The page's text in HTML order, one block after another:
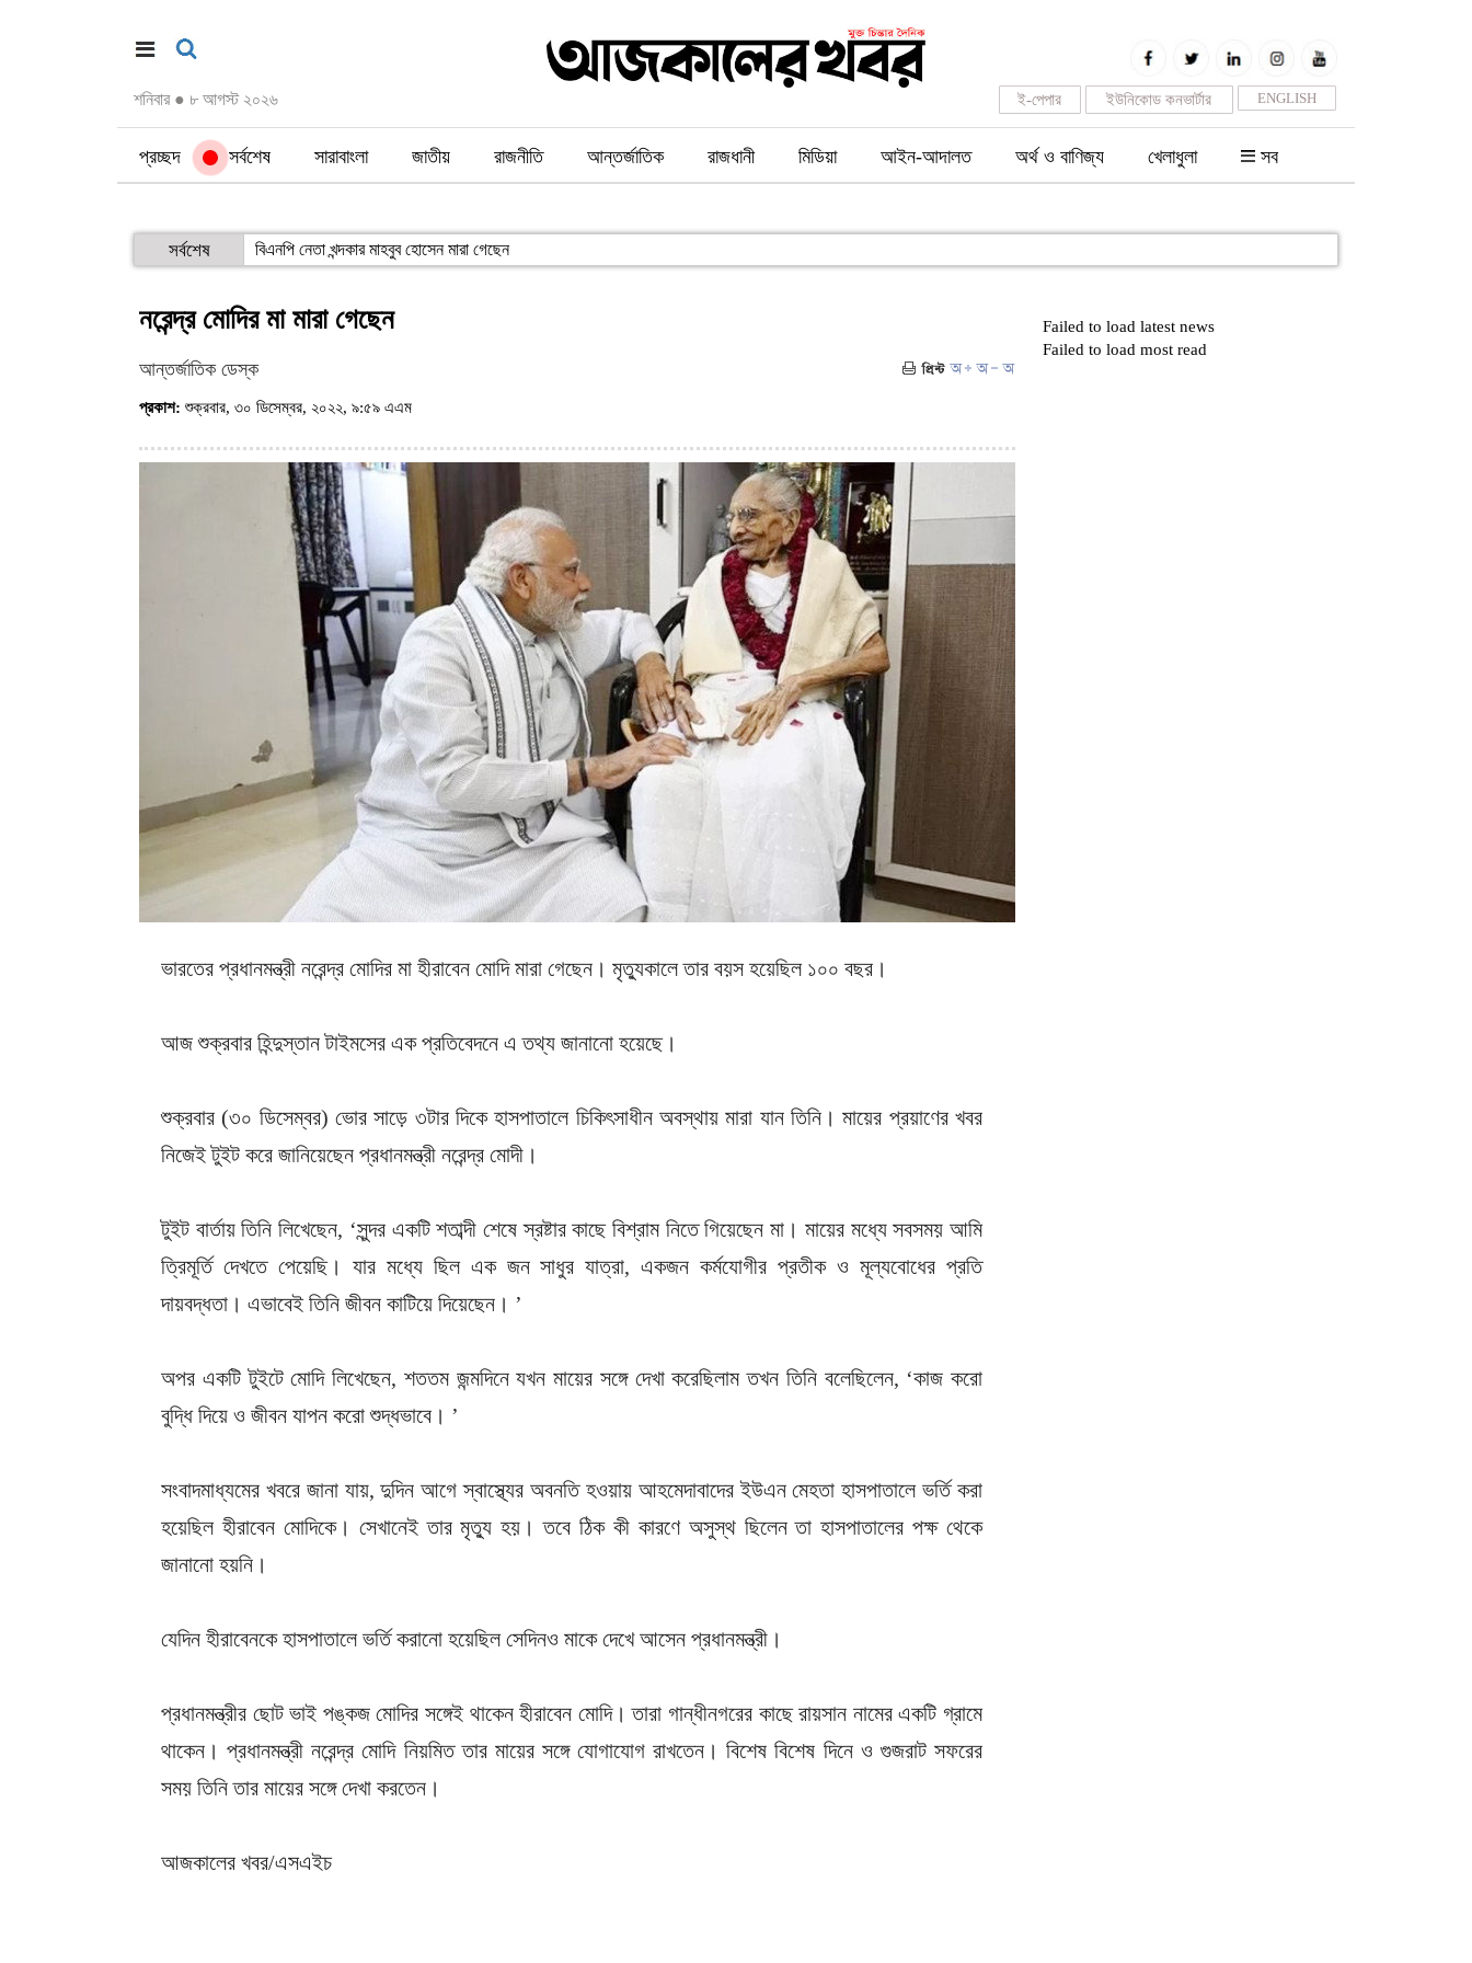
শনিবার ● ৮ আগস্ট ২০২৬ ENGLISH
ইউনিকোড কনভার্টার
ই-পেপার
প্রচ্ছদ সর্বশেষ সারাবাংলা জাতীয় রাজনীতি আন্তর্জাতিক রাজধানী মিডিয়া আইন-আদালত অর্থ ও বাণিজ্য খেলাধুলা সব
সর্বশেষ বিএনপি নেতা খন্দকার মাহবুব হোসেন মারা গেছেন
নরেন্দ্র মোদির মা মারা গেছেন
আন্তর্জাতিক ডেস্ক
প্রকাশ: শুক্রবার, ৩০ ডিসেম্বর, ২০২২, ৯:৫৯ এএম
ভারতের প্রধানমন্ত্রী নরেন্দ্র মোদির মা হীরাবেন মোদি মারা গেছেন। মৃত্যুকালে তার বয়স হয়েছিল ১০০ বছর।
আজ শুক্রবার হিন্দুস্তান টাইমসের এক প্রতিবেদনে এ তথ্য জানানো হয়েছে।
শুক্রবার (৩০ ডিসেম্বর) ভোর সাড়ে ৩টার দিকে হাসপাতালে চিকিৎসাধীন অবস্থায় মারা যান তিনি। মায়ের প্রয়াণের খবর
নিজেই টুইট করে জানিয়েছেন প্রধানমন্ত্রী নরেন্দ্র মোদী।
টুইট বার্তায় তিনি লিখেছেন, ‘সুন্দর একটি শতাব্দী শেষে স্রষ্টার কাছে বিশ্রাম নিতে গিয়েছেন মা। মায়ের মধ্যে সবসময় আমি
ত্রিমূর্তি দেখতে পেয়েছি। যার মধ্যে ছিল এক জন সাধুর যাত্রা, একজন কর্মযোগীর প্রতীক ও মূল্যবোধের প্রতি
দায়বদ্ধতা। এভাবেই তিনি জীবন কাটিয়ে দিয়েছেন। ’
অপর একটি টুইটে মোদি লিখেছেন, শততম জন্মদিনে যখন মায়ের সঙ্গে দেখা করেছিলাম তখন তিনি বলেছিলেন, ‘কাজ করো
বুদ্ধি দিয়ে ও জীবন যাপন করো শুদ্ধভাবে। ’
সংবাদমাধ্যমের খবরে জানা যায়, দুদিন আগে স্বাস্থ্যের অবনতি হওয়ায় আহমেদাবাদের ইউএন মেহতা হাসপাতালে ভর্তি করা
হয়েছিল হীরাবেন মোদিকে। সেখানেই তার মৃত্যু হয়। তবে ঠিক কী কারণে অসুস্থ ছিলেন তা হাসপাতালের পক্ষ থেকে
জানানো হয়নি।
যেদিন হীরাবেনকে হাসপাতালে ভর্তি করানো হয়েছিল সেদিনও মাকে দেখে আসেন প্রধানমন্ত্রী।
প্রধানমন্ত্রীর ছোট ভাই পঙ্কজ মোদির সঙ্গেই থাকেন হীরাবেন মোদি। তারা গান্ধীনগরের কাছে রায়সান নামের একটি গ্রামে
থাকেন। প্রধানমন্ত্রী নরেন্দ্র মোদি নিয়মিত তার মায়ের সঙ্গে যোগাযোগ রাখতেন। বিশেষ বিশেষ দিনে ও গুজরাট সফরের
সময় তিনি তার মায়ের সঙ্গে দেখা করতেন।
আজকালের খবর/এসএইচ
Failed to load latest news
Failed to load most read